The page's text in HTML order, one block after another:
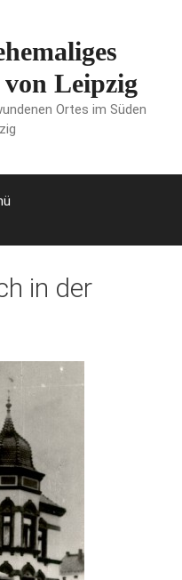
Leipzig
Ortes im Süden
in der